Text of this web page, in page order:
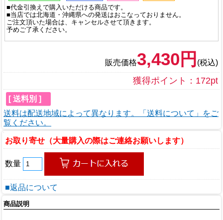
■代金引換えで購入いただける商品です。
■当店では北海道・沖縄県への発送はおこなっておりません。
ご注文頂いた場合は、キャンセルさせて頂きます。
予めご了承ください。
販売価格3,430円 (税込)
獲得ポイント：172pt
[ 送料別 ]
送料は配送地域によって異なります。「送料について」をご
覧ください。
お取り寄せ（大量購入の際はご連絡お願いします）
数量
■返品について
商品説明